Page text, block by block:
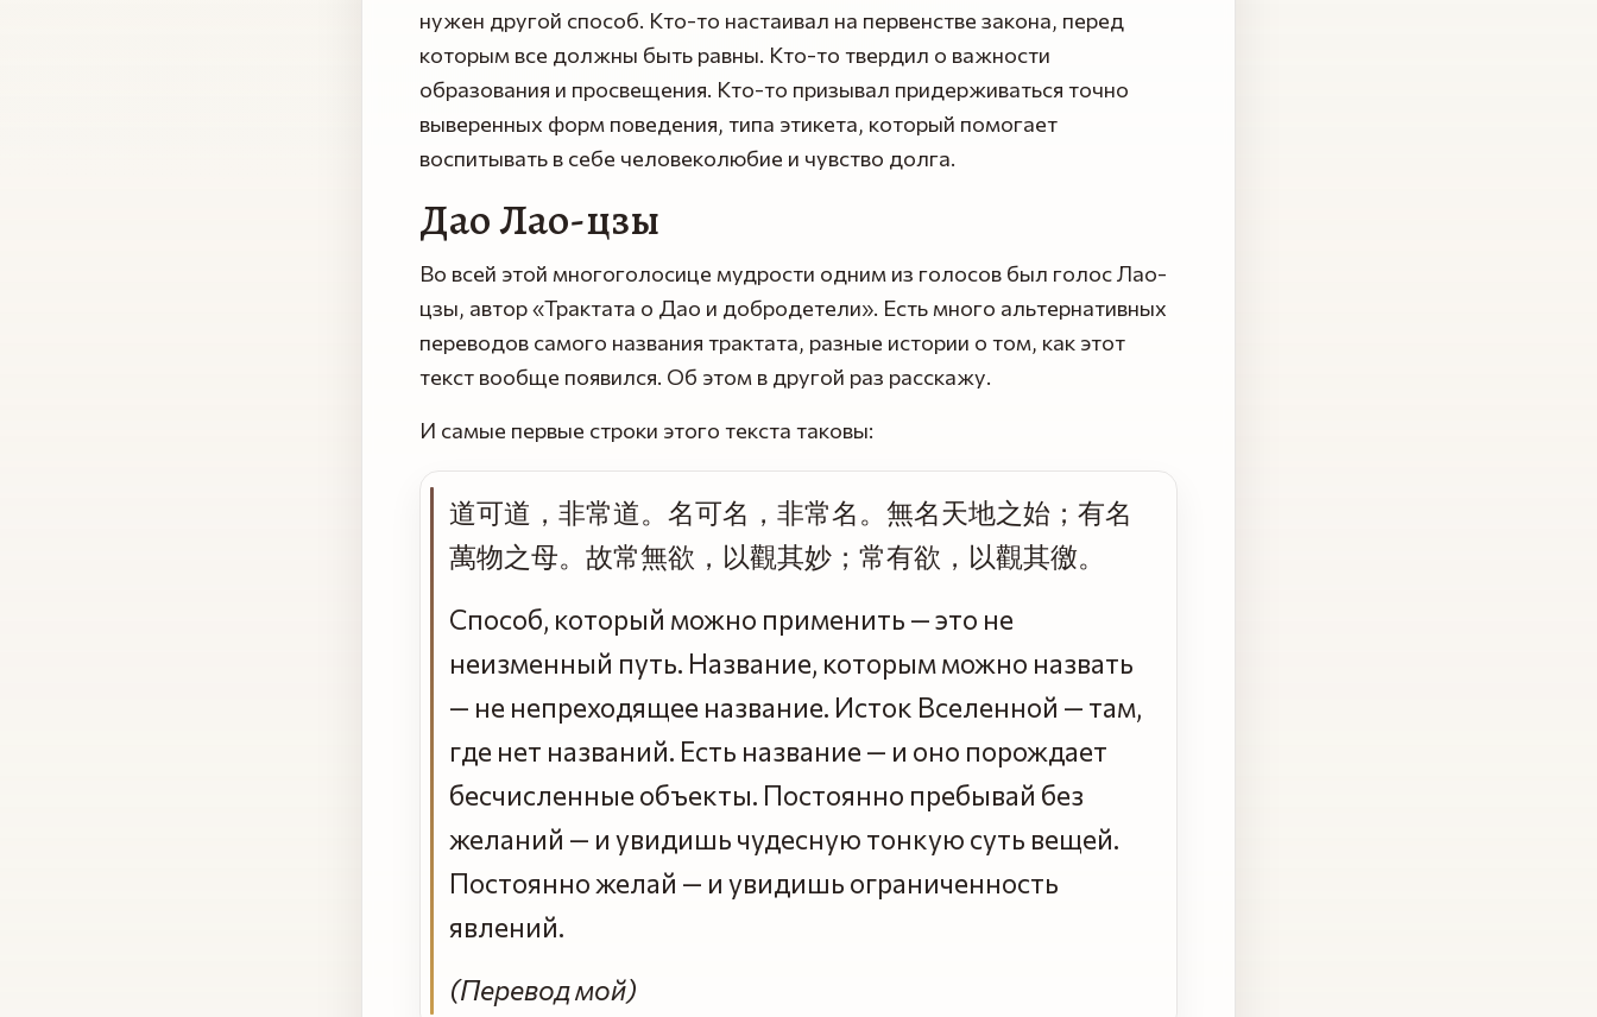
нужен другой способ. Кто-то настаивал на первенстве закона, перед
которым все должны быть равны. Кто-то твердил о важности
образования и просвещения. Кто-то призывал придерживаться точно
выверенных форм поведения, типа этикета, который помогает
воспитывать в себе человеколюбие и чувство долга.
Дао Лао-цзы
Во всей этой многоголосице мудрости одним из голосов был голос Лао-
цзы, автор «Трактата о Дао и добродетели». Есть много альтернативных
переводов самого названия трактата, разные истории о том, как этот
текст вообще появился. Об этом в другой раз расскажу.
И самые первые строки этого текста таковы:
道可道，非常道。名可名，非常名。無名天地之始；有名
萬物之母。故常無欲，以觀其妙；常有欲，以觀其徼。
Способ, который можно применить — это не
неизменный путь. Название, которым можно назвать
— не непреходящее название. Исток Вселенной — там,
где нет названий. Есть название — и оно порождает
бесчисленные объекты. Постоянно пребывай без
желаний — и увидишь чудесную тонкую суть вещей.
Постоянно желай — и увидишь ограниченность
явлений.
(Перевод мой)